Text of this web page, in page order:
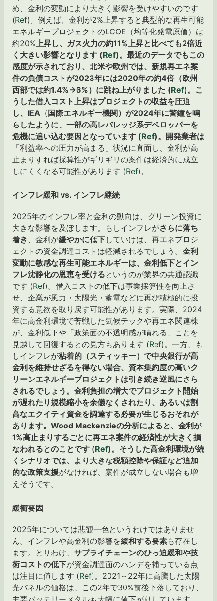
め、金利の変動により大きく影響を受けやすいのです
(Ref)。例えば、金利が2%上昇すると典型的な再生可能
エネルギープロジェクトのLCOE（均等化発電原価）は
約20% 上昇し、ガス火力の約11%上昇と比べても2倍近
く大きい影響となります (Ref)。最近のデータでもこの
感度が示されており、北米や欧州では、新規再エネ案
件の負債コストが2023年には2020年の約4倍（欧州
西部では約1.4%→6%）に跳ね上がりました (Ref)。こ
うした借入コスト上昇はプロジェクトの収益を圧迫
し、IEA（国際エネルギー機関）が2024年に警鐘を鳴
らしたように、一部の高レバレッジ系デベロッパーを
危機に追い込む要因となっています (Ref)。開発業者は
「利益率への圧力が高まる」状況に直面し、金利が高
止まりすれば採算性がギリギリの案件は経済的に成立
しにくくなる可能性があります (Ref)。
インフレ緩和 vs. インフレ継続
2025年のインフレ率と金利の動向は、グリーン投資に
大きな影響を及ぼします。もしインフレがさらに落ち
着き 、金利が緩やかに低下していけば、再エネプロジ
ェクトの資金調達コストは軽減されるでしょう。 金利
変動に敏感な再生可能エネルギーは、金利低下とイン
フレ沈静化の恩恵を受けるというのが業界の共通認識
です (Ref)。借入コストの低下は事業採算性を向上さ
せ、企業が風力・太陽光・蓄電などに再び積極的に投
資する意欲を取り戻す可能性があります。実際、2024
年に高金利環境で苦戦した気候テックや再エネ関連株
が、金利低下や「政策面の不透明感が晴れる」ことを
見越して回復するとの見方もあります (Ref)。一方、も
しインフレが粘着的（スティッキー）で中央銀行が高
金利を維持せざるを得ない場合、資本集約度の高いク
リーンエネルギープロジェクトは引き続き逆風にさら
されるでしょう。金利負担の増大でプロジェクト開始
が遅れたり規模縮小を余儀なくされたり、あるいは割
高なエクイティ資金を調達する必要が生じるおそれが
あります。Wood Mackenzieの分析によると、金利が
1%高止まりするごとに再エネ案件の経済性が大きく損
なわれるとのことです (Ref)。そうした高金利環境が続
くシナリオでは、より大きな税額控除や保証など追加
的な政策支援がなければ、案件が成立しない場合も増
えそうです。
緩衝要因
2025年については悲観一色というわけではありませ
ん。インフレや高金利の影響を緩和する要素も存在し
ます。とりわけ、 サプライチェーンのひっ迫緩和や技
術コストの低下が資金調達面のハンデを補っている点
は注目に値します (Ref)。2021～22年に高騰した太陽
光パネルの価格は、この2年で30%前後下落しており、
主要バッテリーメタルも大幅に値下がりしています